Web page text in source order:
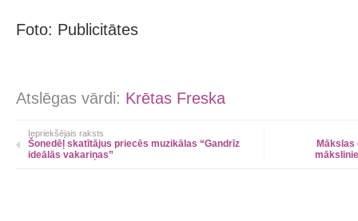
Foto: Publicitātes
Atslēgas vārdi: Krētas Freska
Iepriekšējais raksts
Šonedēļ skatītājus priecēs muzikālas “Gandrīz
ideālās vakariņas”